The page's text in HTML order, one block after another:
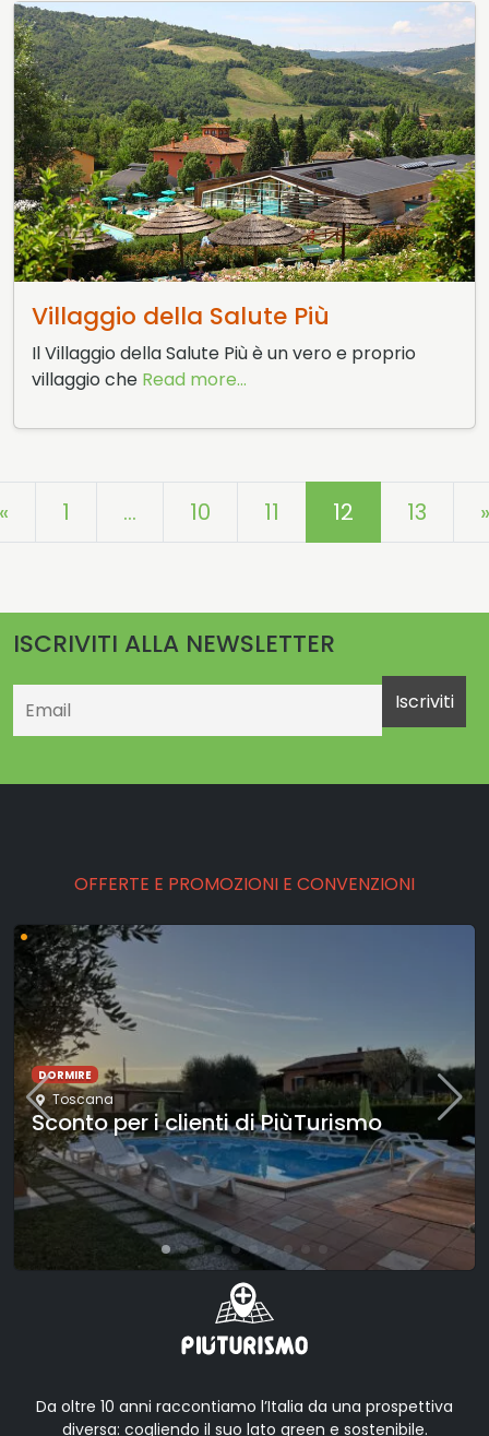
8 Dicembre 2014
Villaggio della Salute Più
Il Villaggio della Salute Più è un vero e proprio
villaggio che Read more...
Posts navigation
« 1 … 10 11 12 13 »
ISCRIVITI ALLA NEWSLETTER
OFFERTE E PROMOZIONI E CONVENZIONI
•
CULTURA
Trieste,Friuli-Venezia Giulia
Trieste seguendo la Bora: esplorazione
urbana
Da oltre 10 anni raccontiamo l’Italia da una prospettiva
diversa: cogliendo il suo lato green e sostenibile.